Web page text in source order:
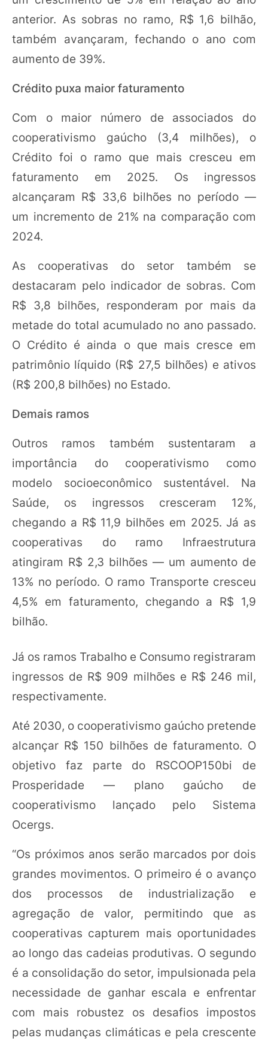
anterior. As sobras no ramo, R$ 1,6 bilhão,
também avançaram, fechando o ano com
aumento de 39%.
Crédito puxa maior faturamento
Com o maior número de associados do
cooperativismo gaúcho (3,4 milhões), o
Crédito foi o ramo que mais cresceu em
faturamento em 2025. Os ingressos
alcançaram R$ 33,6 bilhões no período —
um incremento de 21% na comparação com
2024.
As cooperativas do setor também se
destacaram pelo indicador de sobras. Com
R$ 3,8 bilhões, responderam por mais da
metade do total acumulado no ano passado.
O Crédito é ainda o que mais cresce em
patrimônio líquido (R$ 27,5 bilhões) e ativos
(R$ 200,8 bilhões) no Estado.
Demais ramos
Outros ramos também sustentaram a
importância do cooperativismo como
modelo socioeconômico sustentável. Na
Saúde, os ingressos cresceram 12%,
chegando a R$ 11,9 bilhões em 2025. Já as
cooperativas do ramo Infraestrutura
atingiram R$ 2,3 bilhões — um aumento de
13% no período. O ramo Transporte cresceu
4,5% em faturamento, chegando a R$ 1,9
bilhão.
Já os ramos Trabalho e Consumo registraram
ingressos de R$ 909 milhões e R$ 246 mil,
respectivamente.
Até 2030, o cooperativismo gaúcho pretende
alcançar R$ 150 bilhões de faturamento. O
objetivo faz parte do RSCOOP150bi de
Prosperidade — plano gaúcho de
cooperativismo lançado pelo Sistema
Ocergs.
“Os próximos anos serão marcados por dois
grandes movimentos. O primeiro é o avanço
dos processos de industrialização e
agregação de valor, permitindo que as
cooperativas capturem mais oportunidades
ao longo das cadeias produtivas. O segundo
é a consolidação do setor, impulsionada pela
necessidade de ganhar escala e enfrentar
com mais robustez os desafios impostos
pelas mudanças climáticas e pela crescente